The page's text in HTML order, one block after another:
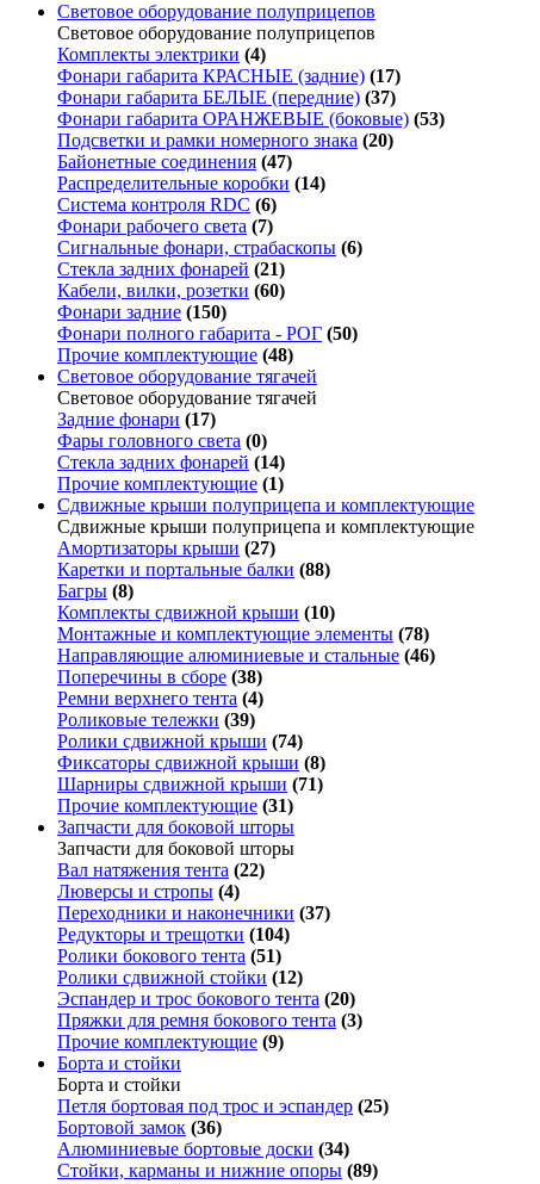
Световое оборудование полуприцепов
Световое оборудование полуприцепов
Комплекты электрики (4)
Фонари габарита КРАСНЫЕ (задние) (17)
Фонари габарита БЕЛЫЕ (передние) (37)
Фонари габарита ОРАНЖЕВЫЕ (боковые) (53)
Подсветки и рамки номерного знака (20)
Байонетные соединения (47)
Распределительные коробки (14)
Система контроля RDC (6)
Фонари рабочего света (7)
Сигнальные фонари, страбаскопы (6)
Стекла задних фонарей (21)
Кабели, вилки, розетки (60)
Фонари задние (150)
Фонари полного габарита - РОГ (50)
Прочие комплектующие (48)
Световое оборудование тягачей
Световое оборудование тягачей
Задние фонари (17)
Фары головного света (0)
Стекла задних фонарей (14)
Прочие комплектующие (1)
Сдвижные крыши полуприцепа и комплектующие
Сдвижные крыши полуприцепа и комплектующие
Амортизаторы крыши (27)
Каретки и портальные балки (88)
Багры (8)
Комплекты сдвижной крыши (10)
Монтажные и комплектующие элементы (78)
Направляющие алюминиевые и стальные (46)
Поперечины в сборе (38)
Ремни верхнего тента (4)
Роликовые тележки (39)
Ролики сдвижной крыши (74)
Фиксаторы сдвижной крыши (8)
Шарниры сдвижной крыши (71)
Прочие комплектующие (31)
Запчасти для боковой шторы
Запчасти для боковой шторы
Вал натяжения тента (22)
Люверсы и стропы (4)
Переходники и наконечники (37)
Редукторы и трещотки (104)
Ролики бокового тента (51)
Ролики сдвижной стойки (12)
Эспандер и трос бокового тента (20)
Пряжки для ремня бокового тента (3)
Прочие комплектующие (9)
Борта и стойки
Борта и стойки
Петля бортовая под трос и эспандер (25)
Бортовой замок (36)
Алюминиевые бортовые доски (34)
Стойки, карманы и нижние опоры (89)